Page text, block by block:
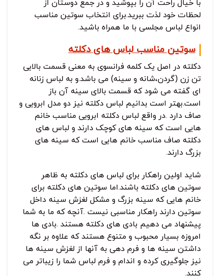
با خیال راحت آن را بپوشید و در جمع دوستان از
لحظات خود لذت ببرید.برای انتخاب سوتین مناسب
انواع لباس مجلسی با ما همراه باشید.
سوتین مناسب لباس های دکلته
دکلته در اصل یک کلمه فرانسوی به معنی قسمت بالایی
تن زن (گردن،شانه و سینه) می باشد.و به لباس زنانه
ای گفته می شود که قسمت بالای سینه آن باز
است.بهتر است بدانیم لباس دکلته نیز دو مدل ابرویی و
صاف دارد .در واقع لباس دکلته ابرویی مناسب خانم
هایی است که سینه های کوچک دارند و لباس های
دکلته صاف مناسب خانم هایی است که سینه های
بزرگ دارند.
شاید اولین راهکار برای لباس های دکلته به ظاهر
سوتین های دکلته باشند.اما سوتین های دکلته برای
خانم هایی که سینه بزرگ و مشکل لغزش سینه داخل
سوتین دارند راهکار مناسبی نیست .آنچه که ما به شما
پیشنهاد می دهیم بادی های دکلته هستند .بادی ها
امروزه بسیار محبوب و متنوع هستند که علاوه بر نگه
داشتن سینه ها و فرم دهی به آنها از لغزش سینه ها
نیز جلوگیری کرده و اندام و فرم لباس شما را زیباتر می
کنند.